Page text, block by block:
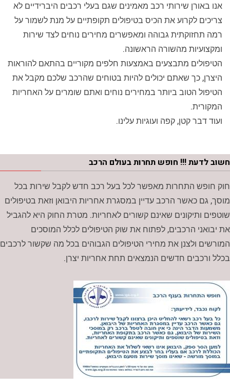
אנו באורן שירותי רכב מאמינים שגם בעלי רכבים היברידיים לא
צריכים לקרוע את הכיס בטיפולים תקופתיים על מנת לשמור על
רמה תחזוקתית גבוהה ומאפשרים מחירים נוחים לצד שירות
ומקצועיות מהשורה הראשונה.
הטיפולים מתבצעים באמצעות חלפים מקוריים בהתאם להוראות
היצרן, כך שאתם יכולים להיות בטוחים שהרכב שלכם מקבל את
הטיפול הטוב ביותר במחירים נוחים ואתם שומרים על האחריות
המקורית.
ועוד דבר קטן, קפה ועוגיות עלינו.
חשוב לדעת !!! חופש תחרות בעולם הרכב
חוק חופש התחרות מאפשר לכל בעל רכב חדש לקבל שירות בכל
מוסך, גם כאשר הרכב עדיין במסגרת אחריות היבואן וזאת בטיפולים
שוטפים ותיקונים שאינם קשורים לאחריות. מטרת החוק היא להגביל
את יבואני הרכבים, לפתוח את שוק הטיפולים לכלל המוסכים
המורשים ולצנן את מחירי הטיפולים הגבוהים בכל מה שקשור לרכבים
בכלל ורכבים חדשים הנמצאים תחת אחריות יצרן.